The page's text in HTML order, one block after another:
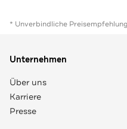
* Unverbindliche
Unternehmen
Über uns
Karriere
Presse